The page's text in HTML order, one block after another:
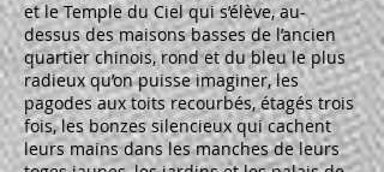
et le Temple du Ciel qui s’élève, au-
dessus des maisons basses de l’ancien
quartier chinois, rond et du bleu le plus
radieux qu’on puisse imaginer, les
pagodes aux toits recourbés, étagés trois
fois, les bonzes silencieux qui cachent
leurs mains dans les manches de leurs